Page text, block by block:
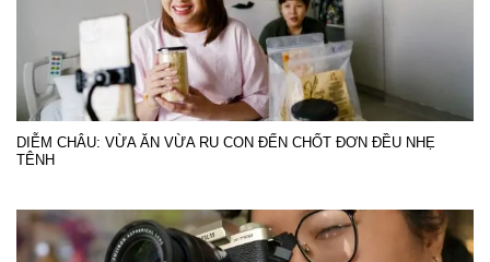
DIỄM CHÂU: VỪA ĂN VỪA RU CON ĐẾN CHỐT ĐƠN ĐỀU NHẸ
TÊNH